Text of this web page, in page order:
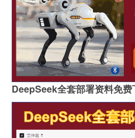
DeepSeek全套部署资料免费